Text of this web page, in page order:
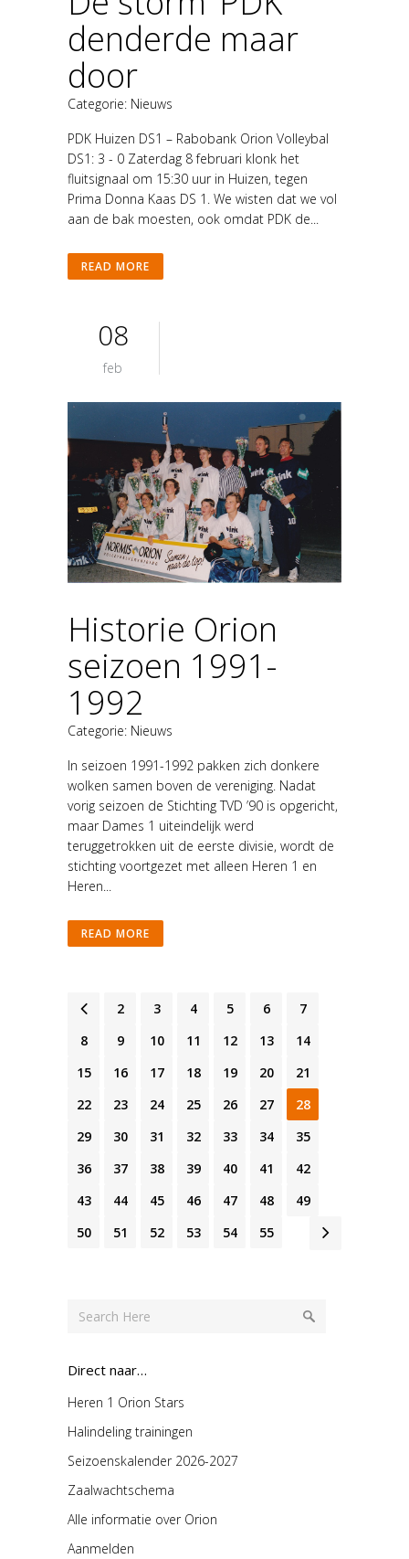
denderde maar
door
Categorie: Nieuws
PDK Huizen DS1 – Rabobank Orion Volleybal
DS1: 3 - 0 Zaterdag 8 februari klonk het
fluitsignaal om 15:30 uur in Huizen, tegen
Prima Donna Kaas DS 1. We wisten dat we vol
aan de bak moesten, ook omdat PDK de...
READ MORE
08
feb
Historie Orion
seizoen 1991-
1992
Categorie: Nieuws
In seizoen 1991-1992 pakken zich donkere
wolken samen boven de vereniging. Nadat
vorig seizoen de Stichting TVD ’90 is opgericht,
maar Dames 1 uiteindelijk werd
teruggetrokken uit de eerste divisie, wordt de
stichting voortgezet met alleen Heren 1 en
Heren...
READ MORE
1 2 3 4 5 6
7
8
9 10 11 12 13
14
15
16 17 18 19 20
21
22
23 24 25 26 27
28
29
30 31 32 33 34
35
36
37 38 39 40 41
42
43
44 45 46 47 48
49
50
51 52 53 54 55
Direct naar…
Heren 1 Orion Stars
Halindeling trainingen
Seizoenskalender 2026-2027
Zaalwachtschema
Alle informatie over Orion
Aanmelden